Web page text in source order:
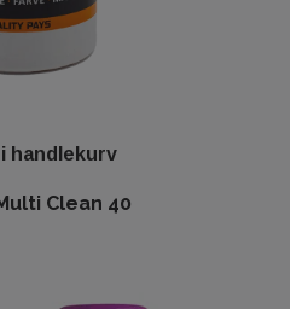
handlekurv
Clean 40